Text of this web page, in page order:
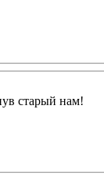
старый нам!